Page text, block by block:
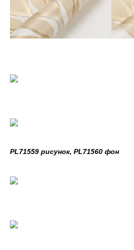
PL71559 рисунок, PL71560 фон